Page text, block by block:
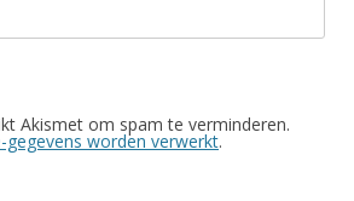
Akismet om spam te verminderen.
worden verwerkt.